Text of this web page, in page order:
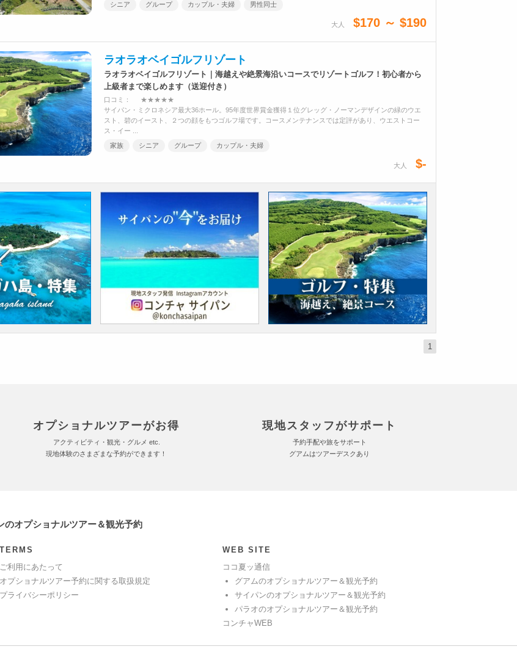
シニア
グループ カップル・夫婦 男性同士
大人 $170 ～ $190
ラオラオベイゴルフリゾート
ラオラオベイゴルフリゾート｜海越えや絶景海沿いコースでリゾートゴルフ！初心者から
上級者まで楽しめます（送迎付き）
口コミ：
★★★★★
サイパン・ミクロネシア最大36ホール。95年度世界賞金獲得１位グレッグ・ノーマンデザインの緑のウエ
スト、碧のイースト、２つの顔をもつゴルフ場です。コースメンテナンスでは定評があり、ウエストコー
ス・イー ...
家族
シニア グループ カップル・夫婦
大人 $-
1
オプショナルツアーがお得
アクティビティ・観光・グルメ etc.
現地体験のさまざまな予約ができます！
現地スタッフがサポート
予約手配や旅をサポート
グアムはツアーデスクあり
のオプショナルツアー＆観光予約
TERMS
ご利用にあたって
オプショナルツアー予約に関する取扱規定
プライバシーポリシー
WEB SITE
ココ夏ッ通信
グアムのオプショナルツアー＆観光予約
サイパンのオプショナルツアー＆観光予約
パラオのオプショナルツアー＆観光予約
コンチャWEB